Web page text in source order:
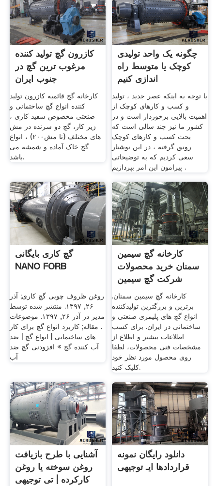
کازرون گچ تولید کننده
مرغوب ترین گچ در
جنوب ایران
کارخانه گچ قائمیه کازرون تولید
کننده انواع گچ ساختمانی و
صنعتی مخصوص سفید کاری ،
زیر کار، گچ دو سرنده در مش
های مختلف (تا مش۲۰۰) ، انواع
گچ خاک آماده و شمشه می
باشد.
چگونه یک واحد تولیدی
کوچک یا متوسط راه
اندازی کنیم
با توجه به اینکه عصر جدید ، تولید
و کسب و کارهای کوچک از
اهمیت بالایی برخوردار است و در
کشور ما نیز چند سالی است که
بحث کسب و کارهای کوچک
رونق گرفته ، در این نوشتار
سعی کردیم که به توضیحاتی
پیرامون این امر بپردازیم .
گچ کاری بایگانی
NANO FORB
روغن ظروف چوبی گچ کاری; آذر
۲۶, ۱۳۹۷. منتشر شده توسط
مدیر در آذر ۲۶, ۱۳۹۷. موضوعات
. مقاله; کاربرد انواع گچ برای کار
های ساختمانی | انواع گچ | ضد
آب کننده گچ » افزودنی گچ ضد
آب
کارخانه گچ سیمین
سمنان خرید محصولات
شرکت گچ سیمین
سمنان
کارخانه گچ سیمین سمنان.
برترین و بزرگترین تولیدکننده
انواع گچ های پلیمری صنعتی و
ساختمانی در ایران. برای کسب
اطلاعات بیشتر و اطلاع از
مشخصات فنی محصولات، لطفا
روی محصول مورد نظر خود
کلیک کنید.
آشنایی با طرح بازیافت
روغن سوخته یا روغن
کارکرده | تی توجیهی
دانلود رایگان نمونه
قراردادها ایـ توجیهی